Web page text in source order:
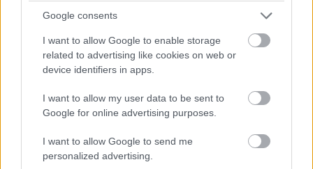
Google consents
I want to allow Google to enable storage
related to advertising like cookies on web or
device identifiers in apps.
I want to allow my user data to be sent to
Google for online advertising purposes.
I want to allow Google to send me
personalized advertising.
chceli byt, ktorý bude dokonale spĺňať ich predstavy,
rozhodli sa radšej si na výsledok počkať dlhšie, než „lepiť“
veci narýchlo a nakoniec byť nespokojní. Aj keď mali
šikovných majstrov, či už išlo o prácu so sadrokartónom,
slovenskej metóde – na druhý až tretí pokus.
Rekonštrukcia nakoniec trvala viac než dva roky.
Trpezlivosť a dôslednosť sa však určite oplatili.